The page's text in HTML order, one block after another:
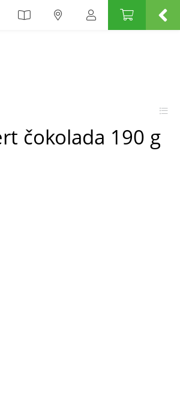
čokolada 190 g